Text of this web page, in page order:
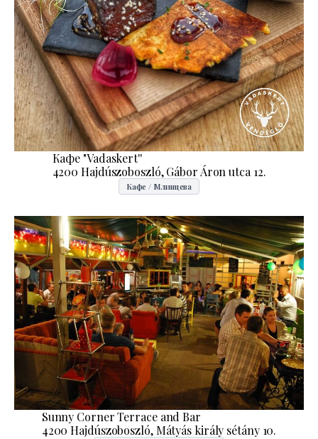
Кафе "Vadaskert''
4200 Hajdúszoboszló, Gábor Áron utca 12.
Кафе / Млинцева
Sunny Corner Terrace and Bar
4200 Hajdúszoboszló, Mátyás király sétány 10.